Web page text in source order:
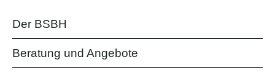
Der BSBH
Beratung und Angebote